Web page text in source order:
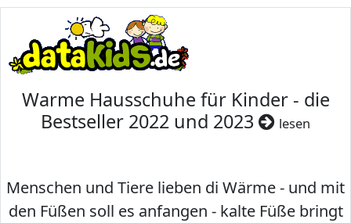
Warme Hausschuhe für Kinder - die
Bestseller 2022 und 2023
lesen
Menschen und Tiere lieben di Wärme - und mit
den Füßen soll es anfangen - kalte Füße bringt